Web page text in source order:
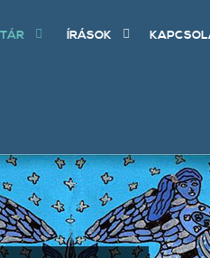
ÍRÁSOK